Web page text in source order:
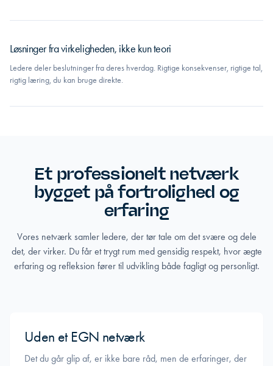
Løsninger fra virkeligheden, ikke kun teori
Ledere deler beslutninger fra deres hverdag. Rigtige konsekvenser, rigtige tal,
rigtig læring, du kan bruge direkte.
Et professionelt netværk
bygget på fortrolighed og
erfaring
Vores netværk samler ledere, der tør tale om det svære og dele
det, der virker. Du får et trygt rum med gensidig respekt, hvor ægte
erfaring og refleksion fører til udvikling både fagligt og personligt.
Uden et EGN netværk
Det du går glip af, er ikke bare råd, men de erfaringer, der